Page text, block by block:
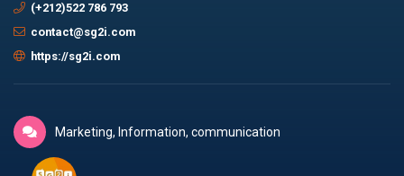
(+212)522 786 793
contact@sg2i.com
https://sg2i.com
Marketing, Information, communication